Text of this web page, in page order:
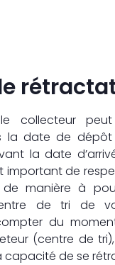
collecteur
la date de
la date
important de
manière à
de tri de
du
(centre de
capacité de se